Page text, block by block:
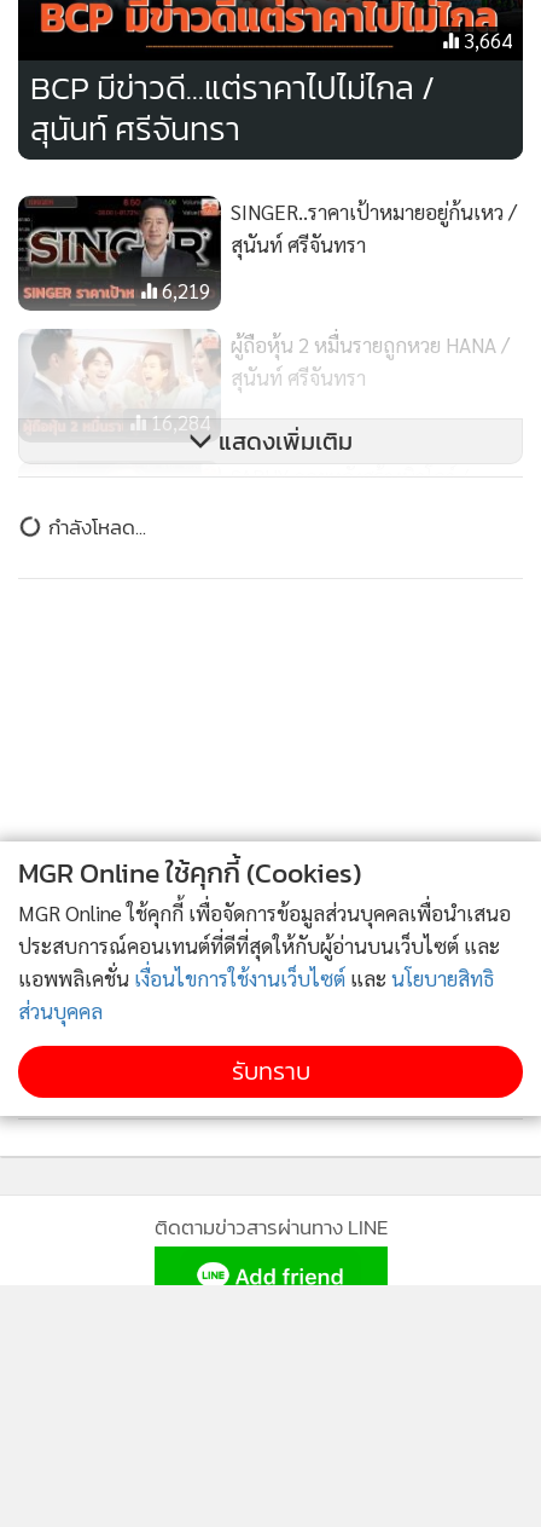
3,664
BCP มีข่าวดี...แต่ราคาไปไม่ไกล /
สุนันท์ ศรีจันทรา
6,219
SINGER..ราคาเป้าหมายอยู่ก้นเหว /
สุนันท์ ศรีจันทรา
16,284
ผู้ถือหุ้น 2 หมื่นรายถูกหวย HANA /
สุนันท์ ศรีจันทรา
SABUY ถอยหลังสร้างนิวโลว์ /
แสดงเพิ่มเติม
ข่าวในหมวดล่าสุด
ข่าวอื่นในหมวด
MGR Online ใช้คุกกี้ (Cookies)
MGR Online ใช้คุกกี้ เพื่อจัดการข้อมูลส่วนบุคคลเพื่อนำเสนอ
ประสบการณ์คอนเทนต์ที่ดีที่สุดให้กับผู้อ่านบนเว็บไซต์ และ
แอพพลิเคชั่น เงื่อนไขการใช้งานเว็บไซต์ และ นโยบายสิทธิ
ส่วนบุคคล
รับทราบ